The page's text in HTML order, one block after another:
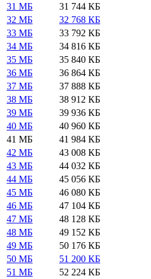
31 МБ
31 744 КБ
32 МБ
32 768 КБ
33 МБ
33 792 КБ
34 МБ
34 816 КБ
35 МБ
35 840 КБ
36 МБ
36 864 КБ
37 МБ
37 888 КБ
38 МБ
38 912 КБ
39 МБ
39 936 КБ
40 МБ
40 960 КБ
41 МБ
41 984 КБ
42 МБ
43 008 КБ
43 МБ
44 032 КБ
44 МБ
45 056 КБ
45 МБ
46 080 КБ
46 МБ
47 104 КБ
47 МБ
48 128 КБ
48 МБ
49 152 КБ
49 МБ
50 176 КБ
50 МБ
51 200 КБ
51 МБ
52 224 КБ